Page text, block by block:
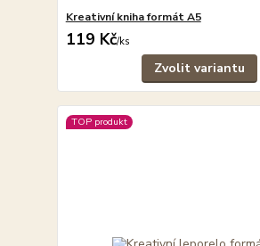
Kreativní kniha formát A5
119 Kč/ks
Zvolit variantu
TOP produkt